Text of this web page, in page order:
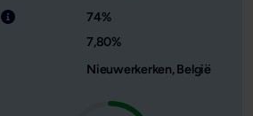
Leensom afgezet tegen de waarde van
74%
7,80%
Nieuwerkerken, België